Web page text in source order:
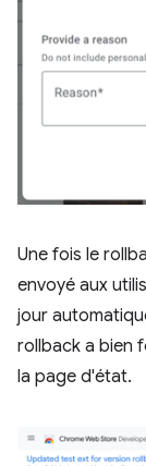
Une fois le
envoyé aux
jour
rollback a bien
la page d'état.